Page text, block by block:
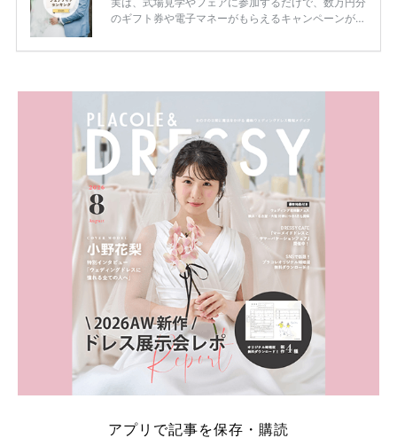
のギフト券や電子マネーがもらえるキャンペーンがあ
ため、比較せずに選ぶと損をしてしまうことも……。
内容：特典金額・条件・応募方法・注意点 「どこが
一番お得？」「プラコレの特典は？」といった疑問も
解決します。 まずは診断で候補を絞れる「ウェディ
ング診断」か、体験型 […]
続きを読む
アプリで記事を保存・購読